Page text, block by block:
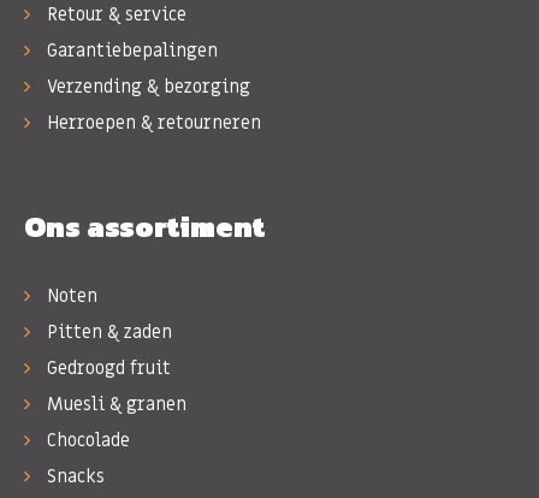
Retour & service
Garantiebepalingen
Verzending & bezorging
Herroepen & retourneren
Ons assortiment
Noten
Pitten & zaden
Gedroogd fruit
Muesli & granen
Chocolade
Snacks